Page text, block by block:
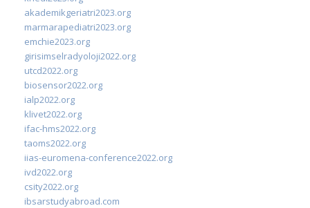
akademikgeriatri2023.org
marmarapediatri2023.org
emchie2023.org
girisimselradyoloji2022.org
utcd2022.org
biosensor2022.org
ialp2022.org
klivet2022.org
ifac-hms2022.org
taoms2022.org
iias-euromena-conference2022.org
ivd2022.org
csity2022.org
ibsarstudyabroad.com